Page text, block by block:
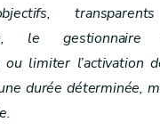
le
limiter l’activation
durée déterminée,